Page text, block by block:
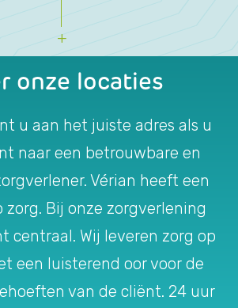
onze locaties
u aan het juiste adres als u
naar een betrouwbare en
Vérian heeft een
zorg. Bij onze zorgverlening
centraal. Wij leveren zorg op
een luisterend oor voor de
van de cliënt. 24 uur